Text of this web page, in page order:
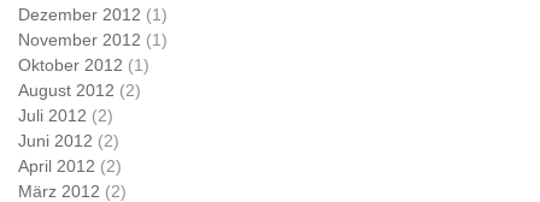
Dezember 2012 (1)
November 2012 (1)
Oktober 2012 (1)
August 2012 (2)
Juli 2012 (2)
Juni 2012 (2)
April 2012 (2)
März 2012 (2)